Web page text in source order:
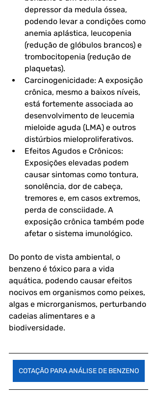
depressor da medula óssea,
podendo levar a condições como
anemia aplástica, leucopenia
(redução de glóbulos brancos) e
trombocitopenia (redução de
plaquetas).
Carcinogenicidade: A exposição
crônica, mesmo a baixos níveis,
está fortemente associada ao
desenvolvimento de leucemia
mieloide aguda (LMA) e outros
distúrbios mieloproliferativos.
Efeitos Agudos e Crônicos:
Exposições elevadas podem
causar sintomas como tontura,
sonolência, dor de cabeça,
tremores e, em casos extremos,
perda de consciidade. A
exposição crônica também pode
afetar o sistema imunológico.
Do ponto de vista ambiental, o
benzeno é tóxico para a vida
aquática, podendo causar efeitos
nocivos em organismos como peixes,
algas e microrganismos, perturbando
cadeias alimentares e a
biodiversidade.
COTAÇÃO PARA ANÁLISE DE BENZENO